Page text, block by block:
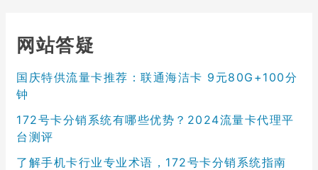
网站答疑
国庆特供流量卡推荐：联通海洁卡 9元80G+100分
钟
172号卡分销系统有哪些优势？2024流量卡代理平
台测评
了解手机卡行业专业术语，172号卡分销系统指南